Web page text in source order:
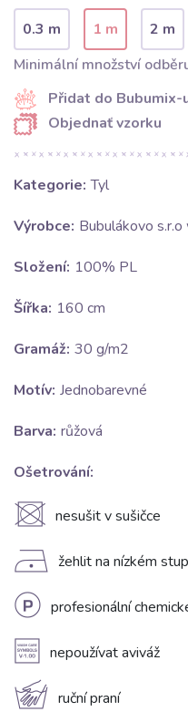
0.3 m 1 m
2 m
Minimální množství
Přidat do Bubumix-
Objednať vzorku
Kategorie: Tyl
Výrobce: Bubulákovo
Složení: 100% PL
Šířka: 160 cm
Gramáž: 30 g/m2
Motív: Jednobarevné
Barva: růžová
Ošetrování:
U nesušit v sušičce
D žehlit na nízkém
L profesionální
A nepoužívat aviváž
c ruční praní